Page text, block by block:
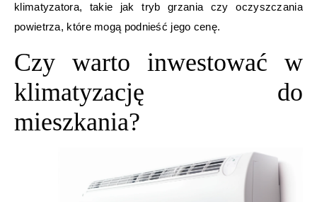
klimatyzatora, takie jak tryb grzania czy oczyszczania
powietrza, które mogą podnieść jego cenę.
Czy warto inwestować w
klimatyzację do
mieszkania?